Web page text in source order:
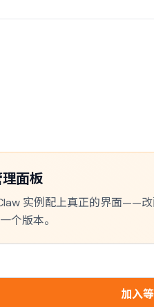
面板
实例配上真正的界面——
个版本。
加入